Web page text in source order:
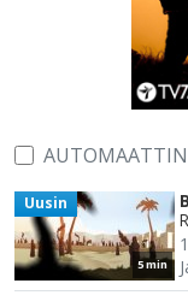
5 min
Uusin